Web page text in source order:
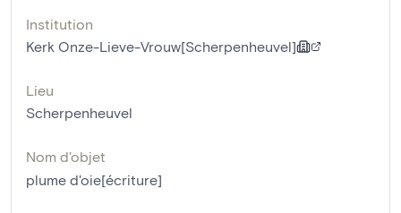
Institution
Kerk Onze-Lieve-Vrouw[Scherpenheuvel]
Lieu
Scherpenheuvel
Nom d'objet
plume d'oie[écriture]